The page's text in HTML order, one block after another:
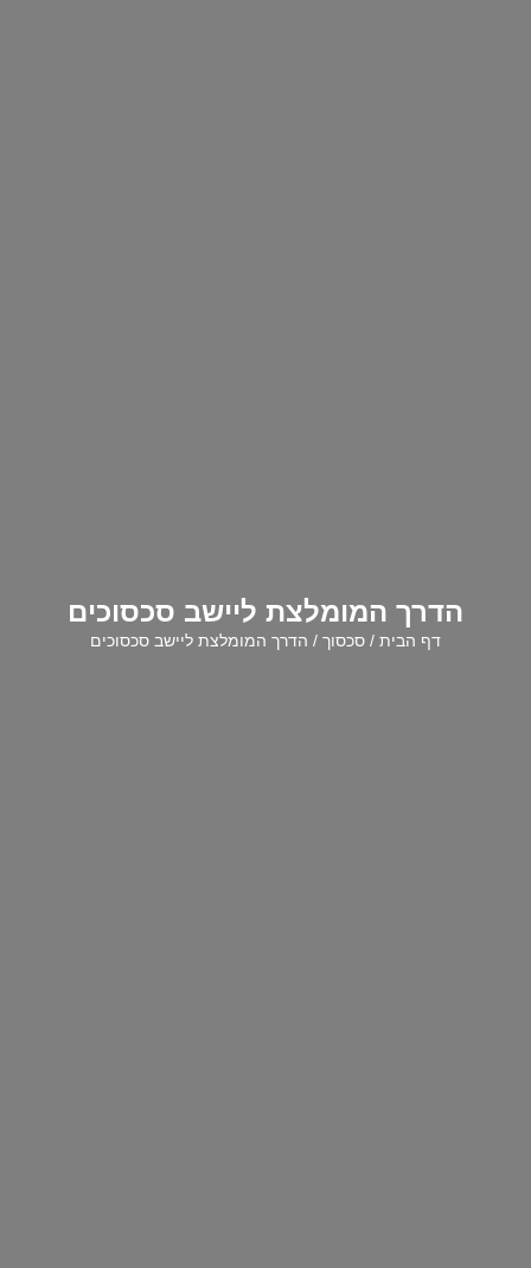
הדרך המומלצת ליישב סכסוכים
דף הבית / סכסוך / הדרך המומלצת ליישב סכסוכים